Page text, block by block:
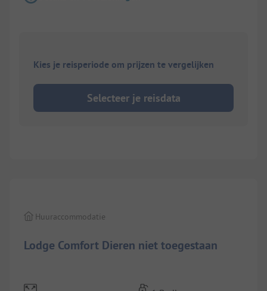
Kies je reisperiode om prijzen te vergelijken
Selecteer je reisdata
Lodge Comfort Dieren niet toegestaan
Huuraccommodatie